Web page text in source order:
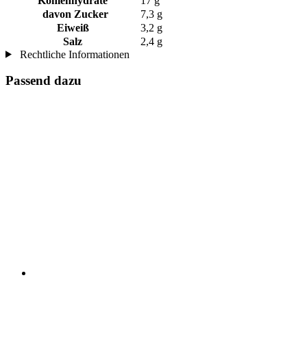
davon Zucker
7,3 g
Eiweiß
3,2 g
Salz
2,4 g
Rechtliche Informationen
Passend dazu